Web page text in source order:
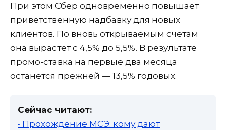
При этом Сбер одновременно повышает
приветственную надбавку для новых
клиентов. По вновь открываемым счетам
она вырастет с 4,5% до 5,5%. В результате
промо-ставка на первые два месяца
останется прежней — 13,5% годовых.
Сейчас читают:
• Прохождение МСЭ: кому дают